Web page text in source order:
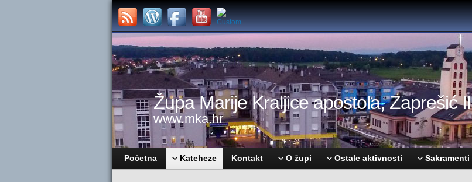
Župa Marije Kraljice apostola, Zaprešić II
www.mka.hr
Početna Kateheze Kontakt O župi Ostale aktivnosti Sakramenti